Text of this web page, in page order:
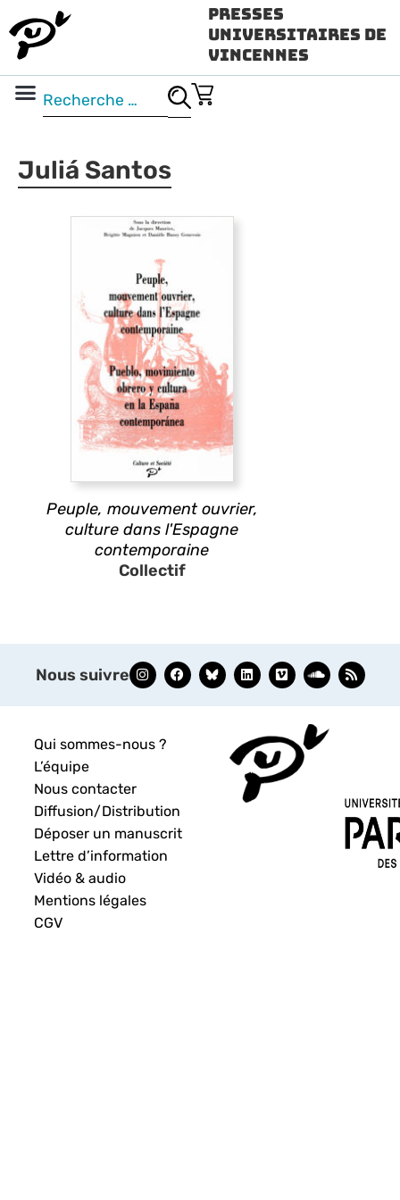
Presses
Universitaires de
Vincennes
Juliá Santos
Peuple, mouvement ouvrier,
culture dans l'Espagne
contemporaine
Collectif
Nous suivre
Qui sommes-nous ?
L’équipe
Nous contacter
Diffusion/Distribution
Déposer un manuscrit
Lettre d’information
Vidéo & audio
Mentions légales
CGV